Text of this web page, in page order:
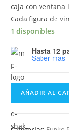
caja con ventana
Cada figura de
1 disponibles
Hasta 12
Saber más
Funko
Heroes
Wonder
AÑADIR AL